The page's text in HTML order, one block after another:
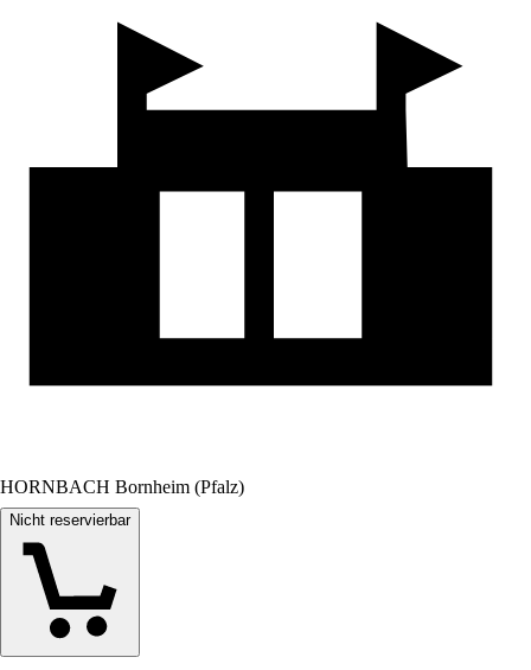
HORNBACH Bornheim (Pfalz)
Nicht reservierbar